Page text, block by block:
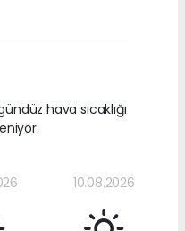
hava sıcaklığı
10.08.2026